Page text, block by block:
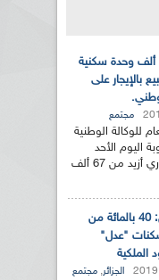
أزيد من 67 ألف وحدة سكنية
بالإيجار على
مجتمع
للوكالة الوطنية
اليوم الأحد
بوهران أنه تم توزيع منذ بداية العام الجاري أزيد من 67 ألف
وزير السكن: 40 بالمائة من
"عدل"
الملكية
الجزائر, مجتمع